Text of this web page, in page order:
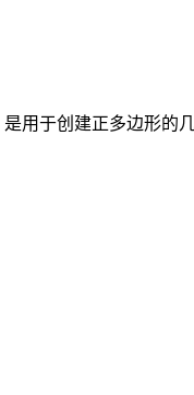
是用于创建正多边形的